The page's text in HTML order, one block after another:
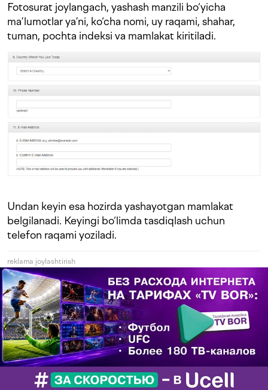
Fotosurat joylangach, yashash manzili bo‘yicha
ma’lumotlar ya’ni, ko‘cha nomi, uy raqami, shahar,
tuman, pochta indeksi va mamlakat kiritiladi.
Undan keyin esa hozirda yashayotgan mamlakat
belgilanadi. Keyingi bo‘limda tasdiqlash uchun
telefon raqami yoziladi.
reklama joylashtirish